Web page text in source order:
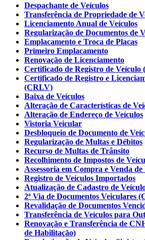
Despachante de Veículos
Transferência de Propriedade de
Licenciamento Anual de Veículos
Regularização de Documentos de
Emplacamento e Troca de Placas
Primeiro Emplacamento
Renovação de Licenciamento
Certificado de Registro de Veículo
Certificado de Registro e
(CRLV)
Baixa de Veículos
Alteração de Características de
Alteração de Endereço de Veículos
Vistoria Veicular
Desbloqueio de Documento de
Regularização de Multas e Débitos
Recurso de Multas de Trânsito
Recolhimento de Impostos de
Assessoria em Compra e Venda de
Registro de Veículos Importados
Atualização de Cadastro de
2ª Via de Documentos Veiculares
Revalidação de Documentos
Transferência de Veículos para
Renovação e Transferência de
de Habilitação)